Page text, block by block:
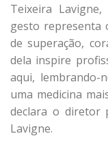
Teixeira
gesto representa
de superação,
dela inspire
aqui, lembrando-
uma medicina
declara o diretor
Lavigne.